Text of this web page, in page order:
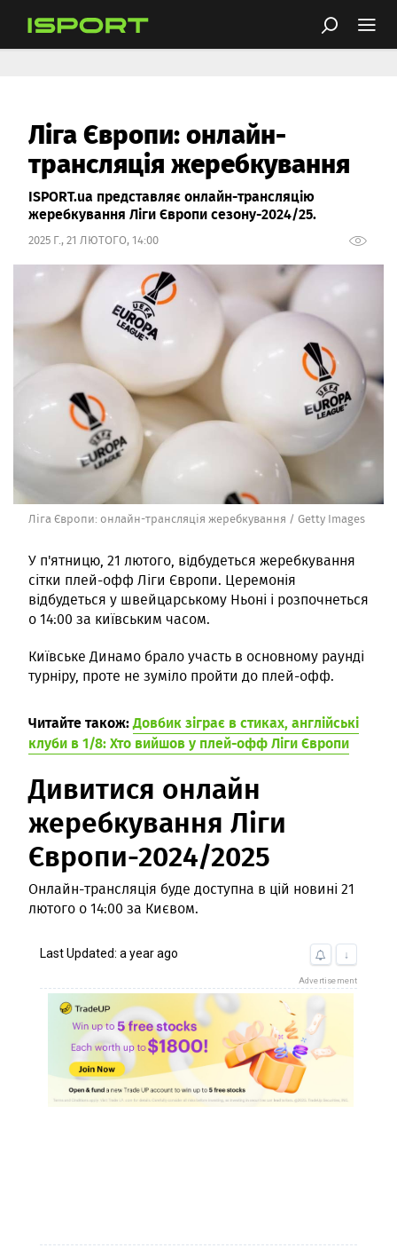
Ліга Європи: онлайн-
трансляція жеребкування
ISPORT.ua представляє онлайн-трансляцію
жеребкування Ліги Європи сезону-2024/25.
2025 Г., 21 ЛЮТОГО, 14:00
Ліга Європи: онлайн-трансляція жеребкування / Getty Images
У п'ятницю, 21 лютого, відбудеться жеребкування
сітки плей-офф Ліги Європи. Церемонія
відбудеться у швейцарському Ньоні і розпочнеться
о 14:00 за київським часом.
Київське Динамо брало участь в основному раунді
турніру, проте не зуміло пройти до плей-офф.
Читайте також:Довбик зіграє в стиках, англійські
клуби в 1/8: Хто вийшов у плей-офф Ліги Європи
Дивитися онлайн
жеребкування Ліги
Європи-2024/2025
Онлайн-трансляція буде доступна в цій новині 21
лютого о 14:00 за Києвом.